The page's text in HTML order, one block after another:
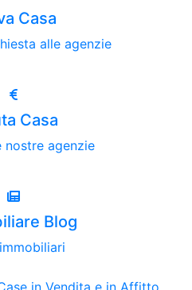
Casa
alle agenzie
Casa
agenzie
Blog